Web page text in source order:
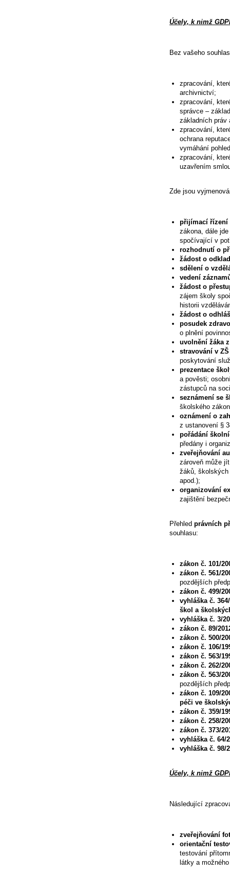
Účely, k nimž
Bez vašeho
zpracování,
archivnictví;
zpracování,
správce –
základních práv
zpracování,
ochrana
vymáhání
zpracování,
uzavřením
Zde jsou
přijímací řízení
zákona, dále
spočívající v
rozhodnutí o
žádost o
sdělení o
vedení
žádost o
zájem školy
historii
žádost o
posudek
o plnění
uvolnění žáka
stravování v ZŠ
poskytování
prezentace
a pověsti;
zástupců na
seznámení se
školského
oznámení o
z ustanovení §
pořádání
předány i
zveřejňování
zároveň může
žáků, školských
apod.);
organizování
zajištění
Přehled právních
souhlasu:
zákon č. 101/
zákon č. 561/
pozdějších
zákon č. 499/
vyhláška č.
škol a
vyhláška č. 3/
zákon č. 89/
zákon č. 500/
zákon č. 106/
zákon č. 563/
zákon č. 262/
zákon č. 563/
pozdějších
zákon č. 109/
péči ve
zákon č. 359/
zákon č. 258/
zákon č. 373/
vyhláška č. 64/
vyhláška č. 98/
Účely, k nimž
Následující
zveřejňování
orientační
testování
látky a